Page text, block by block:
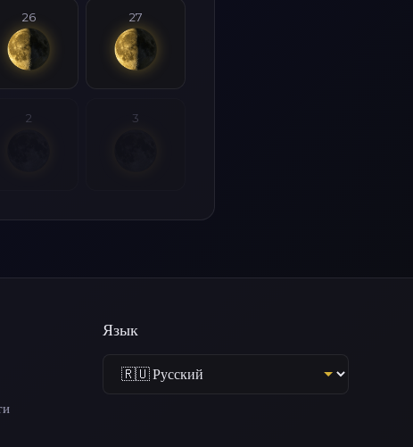
26 27
2 3
Язык